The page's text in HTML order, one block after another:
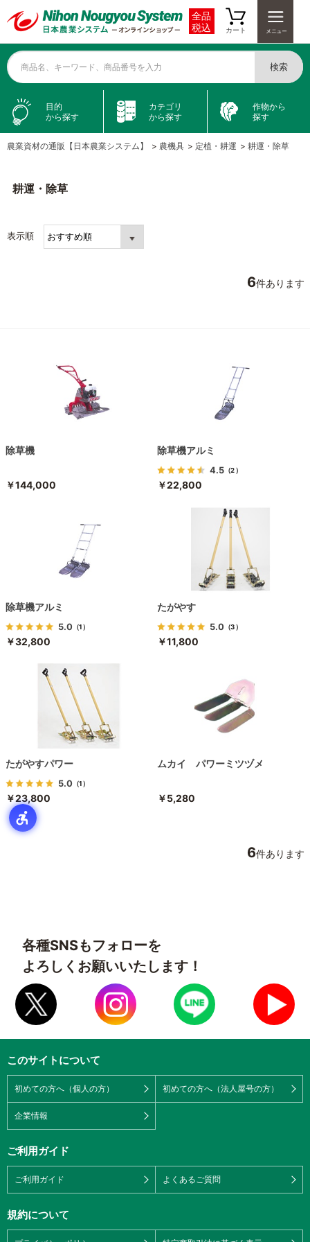
全品
税込
カート
商品名、キーワード、商品番号を入力 検索
目的
から探す
カテゴリ
から探す
作物から
探す
農業資材の通販【日本農業システム】 > 農機具 > 定植・耕運 > 耕運・除草
耕運・除草
表示順
6件あります
除草機
￥144,000
除草機アルミ
4.5（2）
￥22,800
除草機アルミ
5.0 （1）
￥32,800
たがやす
5.0 （3）
￥11,800
たがやすパワー
5.0 （1）
￥23,800
ムカイ パワーミツヅメ
￥5,280
6件あります
各種SNSもフォローを
よろしくお願いいたします！
このサイトについて
初めての方へ（個人の方） 初めての方へ（法人屋号の方）
企業情報
ご利用ガイド
ご利用ガイド よくあるご質問
規約について